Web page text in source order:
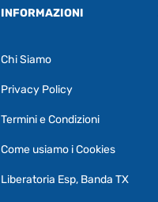
INFORMAZIONI
Chi Siamo
Privacy Policy
Termini e Condizioni
Come usiamo i Cookies
Liberatoria Esp, Banda TX